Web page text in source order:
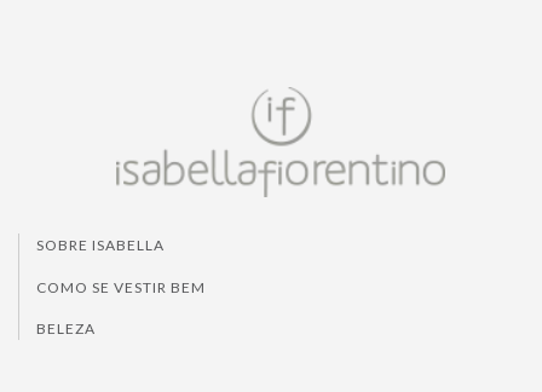
SOBRE ISABELLA
COMO SE VESTIR BEM
BELEZA